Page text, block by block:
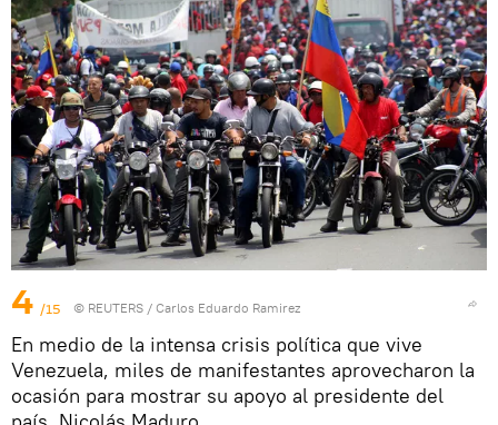
4 /15 © REUTERS / Carlos Eduardo Ramirez
En medio de la intensa crisis política que vive
Venezuela, miles de manifestantes aprovecharon la
ocasión para mostrar su apoyo al presidente del